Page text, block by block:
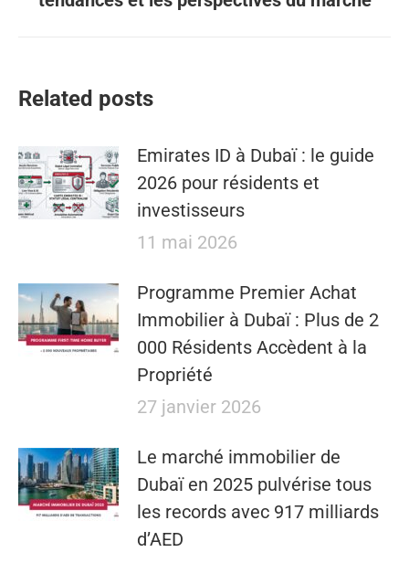
suivant
Related posts
Emirates ID à Dubaï : le guide
2026 pour résidents et
investisseurs
11 mai 2026
​​Programme Premier Achat
Immobilier à Dubaï : Plus de 2
000 Résidents Accèdent à la
Propriété
27 janvier 2026
Le marché immobilier de
Dubaï en 2025 pulvérise tous
les records avec 917 milliards
d’AED